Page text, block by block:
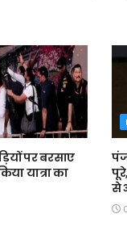
पर बरसाए
यात्रा का
से